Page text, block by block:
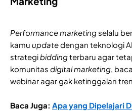
Performance marketingselalu
kamu updatedengan teknologi
strategibiddingterbaru agar
komunitas digital marketing,
webinar agar gak ketinggalan
Baca Juga: Apa yang Dipelajari